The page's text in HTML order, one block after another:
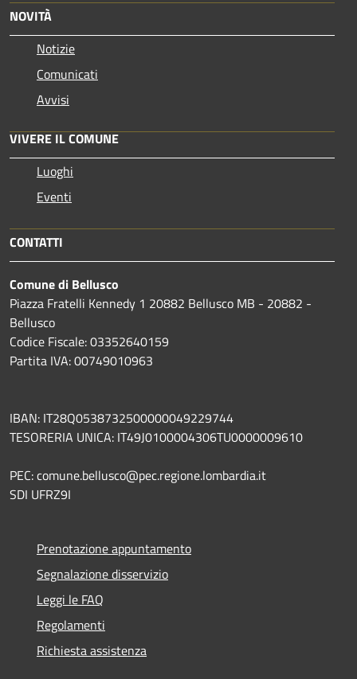
NOVITÀ
Notizie
Comunicati
Avvisi
VIVERE IL COMUNE
Luoghi
Eventi
CONTATTI
Comune di Bellusco
Piazza Fratelli Kennedy 1 20882 Bellusco MB - 20882 -
Bellusco
Codice Fiscale: 03352640159
Partita IVA: 00749010963
IBAN: IT28Q0538732500000049229744
TESORERIA UNICA: IT49J0100004306TU0000009610
PEC: comune.bellusco@pec.regione.lombardia.it
SDI UFRZ9I
Prenotazione appuntamento
Segnalazione disservizio
Leggi le FAQ
Regolamenti
Richiesta assistenza